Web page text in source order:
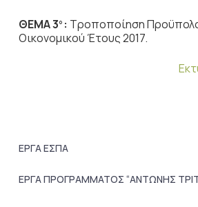
ΘΕΜΑ 3ο : Τροποποίηση
Οικονομικού Έτους 2017.
ΕΡΓΑ ΕΣΠΑ
ΕΡΓΑ ΠΡΟΓΡΑΜΜΑΤΟΣ “ΑΝΤΩΝΗΣ